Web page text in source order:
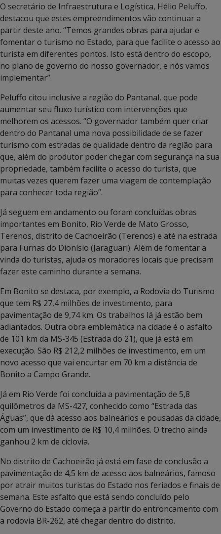
O secretário de Infraestrutura e Logística, Hélio Peluffo,
destacou que estes empreendimentos vão continuar a
partir deste ano. “Temos grandes obras para ajudar e
fomentar o turismo no Estado, para que facilite o acesso ao
turista em diferentes pontos. Isto está dentro do escopo,
no plano de governo do nosso governador, e nós vamos
implementar”.
Peluffo citou inclusive a região do Pantanal, que pode
aumentar seu fluxo turístico com intervenções que
melhorem os acessos. “O governador também quer criar
dentro do Pantanal uma nova possibilidade de se fazer
turismo com estradas de qualidade dentro da região para
que, além do produtor poder chegar com segurança na sua
propriedade, também facilite o acesso do turista, que
muitas vezes querem fazer uma viagem de contemplação
para conhecer toda região”.
Já seguem em andamento ou foram concluídas obras
importantes em Bonito, Rio Verde de Mato Grosso,
Terenos, distrito de Cachoeirão (Terenos) e até na estrada
para Furnas do Dionísio (Jaraguari). Além de fomentar a
vinda do turistas, ajuda os moradores locais que precisam
fazer este caminho durante a semana.
Em Bonito se destaca, por exemplo, a Rodovia do Turismo
que tem R$ 27,4 milhões de investimento, para
pavimentação de 9,74 km. Os trabalhos lá já estão bem
adiantados. Outra obra emblemática na cidade é o asfalto
de 101 km da MS-345 (Estrada do 21), que já está em
execução. São R$ 212,2 milhões de investimento, em um
novo acesso que vai encurtar em 70 km a distância de
Bonito a Campo Grande.
Já em Rio Verde foi concluída a pavimentação de 5,8
quilômetros da MS-427, conhecido como “Estrada das
Águas”, que dá acesso aos balneários e pousadas da cidade,
com um investimento de R$ 10,4 milhões. O trecho ainda
ganhou 2 km de ciclovia.
No distrito de Cachoeirão já está em fase de conclusão a
pavimentação de 4,5 km de acesso aos balneários, famoso
por atrair muitos turistas do Estado nos feriados e finais de
semana. Este asfalto que está sendo concluído pelo
Governo do Estado começa a partir do entroncamento com
a rodovia BR-262, até chegar dentro do distrito.